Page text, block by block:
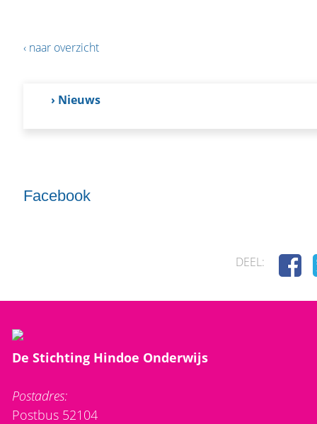
‹ naar overzicht
› Nieuws
Facebook
DEEL:
De Stichting Hindoe Onderwijs
Postadres:
Postbus 52104